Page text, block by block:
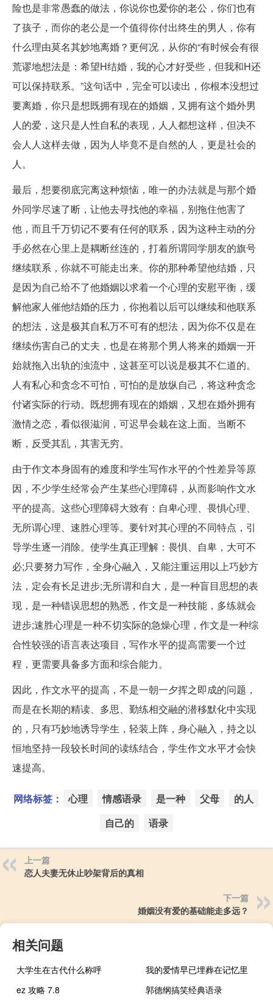
险也是非常愚蠢的做法，你说你也爱你的老公，你们也有
了孩子，而你的老公是一个值得你付出终生的男人，你有
什么理由莫名其妙地离婚？更何况，从你的“有时候会有很
荒谬地想法是：希望H结婚，我的心才好受些，但我和H还
可以保持联系。”这句话中，完全可以读出，你根本没想过
要离婚，你只是想既拥有现在的婚姻，又拥有这个婚外男
人的爱，这只是人性自私的表现，人人都想这样，但决不
会人人这样去做，因为人毕竟不是自然的人，更是社会的
人。
最后，想要彻底完离这种烦恼，唯一的办法就是与那个婚
外同学尽速了断，让他去寻找他的幸福，别拖住他害了
他，而且千万切记不要有任何的联系，因为这种主动的分
手必然在心里上是耦断丝连的，打着所谓同学朋友的旗号
继续联系，你就不可能走出来。你的那种希望他结婚，只
是因为自己给不了他婚姻以求着一个心理的安慰平衡，缓
解他家人催他结婚的压力，你抱着以后可以继续和他联系
的想法，这是极其自私万不可有的想法，因为你不仅是在
继续伤害自己的丈夫，也是在将那个男人将来的婚姻一开
始就拖入出轨的浊流中，这甚至可以说是极其不仁道的。
人有私心和贪念不可怕，可怕的是放纵自己，将这种贪念
付诸实际的行动。既想拥有现在的婚姻，又想在婚外拥有
激情之恋，看似很滋润，可迟早会栽在这上面。当断不
断，反受其乱，其害无穷。
由于作文本身固有的难度和学生写作水平的个性差异等原
因，不少学生经常会产生某些心理障碍，从而影响作文水
平的提高。这些心理障碍大致有：自卑心理、畏惧心理、
无所谓心理、速胜心理等。要针对其心理的不同特点，引
导学生逐一消除。使学生真正理解：畏惧、自卑，大可不
必;只要努力写作，全身心融入，又能注重运用以上巧妙方
法，定会有长足进步;无所谓和自大，是一种盲目思想的表
现，是一种错误思想的熟悉，作文是一种技能，多练就会
进步;速胜心理是一种不切实际的急燥心理，作文是一种综
合性较强的语言表达项目，写作水平的提高需要一个过
程，更需要具备多方面和综合能力。
因此，作文水平的提高，不是一朝一夕挥之即成的问题，
而是在长期的精读、多思、勤练相交融的潜移默化中实现
的，只有巧妙地诱导学生，轻装上阵，身心融入，持之以
恒地坚持一段较长时间的读练结合，学生作文水平才会快
速提高。
网络标签： 心理 情感语录 是一种 父母
的人
自己的
语录
上一篇
恋人夫妻无休止吵架背后的真相
下一篇
婚姻没有爱的基础能走多远？
相关问题
大学生在古代什么称呼
我的爱情早已埋葬在记忆里
ez 攻略 7.8
郭德纲搞笑经典语录